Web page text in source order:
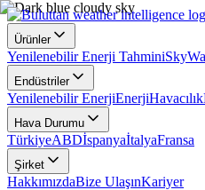
Ürünler
Yenilenebilir Enerji Tahmini
Endüstriler
Yenilenebilir EnerjiEnerjiHavacılık
Hava Durumu
TürkiyeABDİspanyaİtalyaFransa
Şirket
HakkımızdaBize UlaşınKariyer